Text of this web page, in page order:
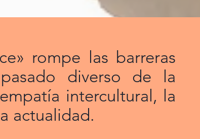
rompe las barreras
diverso de la
intercultural, la
actualidad.